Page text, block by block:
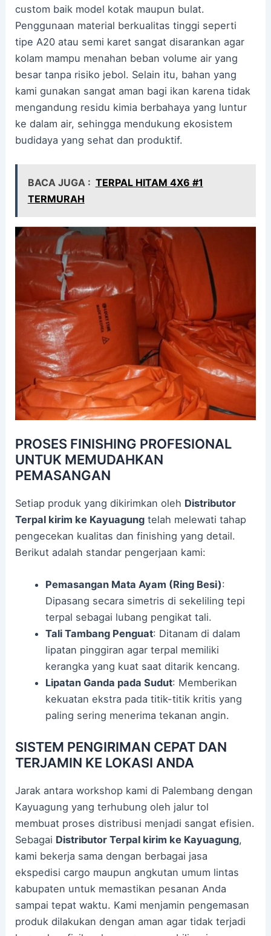
custom baik model kotak maupun bulat.
Penggunaan material berkualitas tinggi seperti
tipe A20 atau semi karet sangat disarankan agar
kolam mampu menahan beban volume air yang
besar tanpa risiko jebol. Selain itu, bahan yang
kami gunakan sangat aman bagi ikan karena tidak
mengandung residu kimia berbahaya yang luntur
ke dalam air, sehingga mendukung ekosistem
budidaya yang sehat dan produktif.
BACA JUGA : TERPAL HITAM 4X6 #1
TERMURAH
PROSES FINISHING PROFESIONAL
UNTUK MEMUDAHKAN
PEMASANGAN
Setiap produk yang dikirimkan oleh Distributor
Terpal kirim ke Kayuagung telah melewati tahap
pengecekan kualitas dan finishing yang detail.
Berikut adalah standar pengerjaan kami:
Pemasangan Mata Ayam (Ring Besi):
Dipasang secara simetris di sekeliling tepi
terpal sebagai lubang pengikat tali.
Tali Tambang Penguat: Ditanam di dalam
lipatan pinggiran agar terpal memiliki
kerangka yang kuat saat ditarik kencang.
Lipatan Ganda pada Sudut: Memberikan
kekuatan ekstra pada titik-titik kritis yang
paling sering menerima tekanan angin.
SISTEM PENGIRIMAN CEPAT DAN
TERJAMIN KE LOKASI ANDA
Jarak antara workshop kami di Palembang dengan
Kayuagung yang terhubung oleh jalur tol
membuat proses distribusi menjadi sangat efisien.
Sebagai Distributor Terpal kirim ke Kayuagung,
kami bekerja sama dengan berbagai jasa
ekspedisi cargo maupun angkutan umum lintas
kabupaten untuk memastikan pesanan Anda
sampai tepat waktu. Kami menjamin pengemasan
produk dilakukan dengan aman agar tidak terjadi